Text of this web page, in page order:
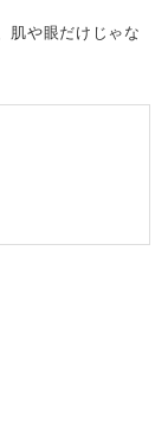
肌や眼だけじゃな